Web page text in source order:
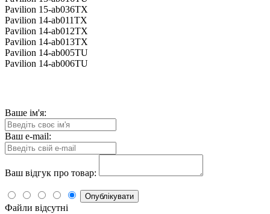
Pavilion 15-ab036TX
Pavilion 14-ab011TX
Pavilion 14-ab012TX
Pavilion 14-ab013TX
Pavilion 14-ab005TU
Pavilion 14-ab006TU
Ваше ім'я:
Ваш e-mail:
Ваш відгук про товар:
Опублікувати
Файли відсутні